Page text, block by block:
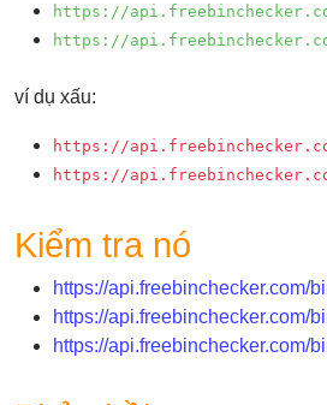
https://
https://
ví dụ xấu:
https://
https://
Kiểm tra nó
https://api.freebinchecker.com/
https://api.freebinchecker.com/
https://api.freebinchecker.com/